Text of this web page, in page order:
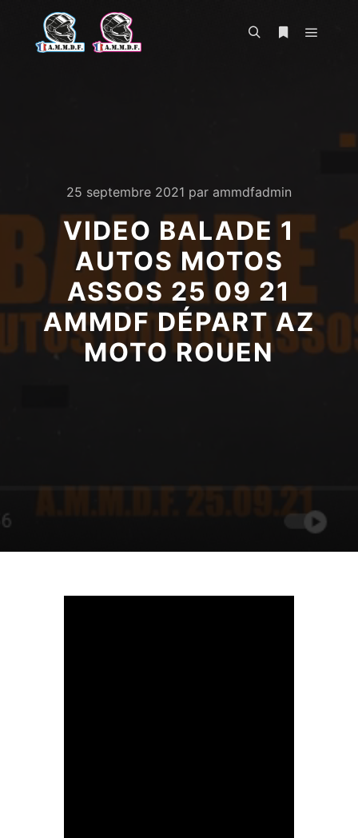
25 septembre 2021 par ammdfadmin
VIDEO BALADE 1
AUTOS MOTOS
ASSOS 25 09 21
AMMDF DÉPART AZ
MOTO ROUEN